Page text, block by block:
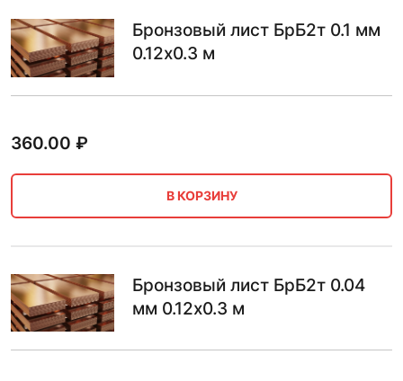
Бронзовый лист БрБ2т 0.1 мм
0.12х0.3 м
360.00 ₽
В КОРЗИНУ
Бронзовый лист БрБ2т 0.04
мм 0.12х0.3 м